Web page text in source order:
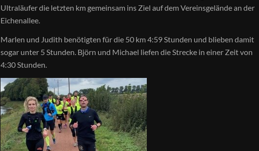
Ultraläufer die letzten km gemeinsam ins Ziel auf dem Vereinsgelände an der
Eichenallee.
Marlen und Judith benötigten für die 50 km 4:59 Stunden und blieben damit
sogar unter 5 Stunden. Björn und Michael liefen die Strecke in einer Zeit von
4:30 Stunden.